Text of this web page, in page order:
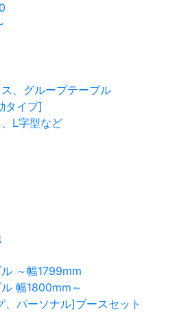
、グループテーブル
タイプ]
L字型など
～幅1799mm
幅1800mm～
、パーソナル]ブースセット